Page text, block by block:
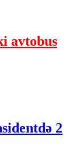
avtobus
2